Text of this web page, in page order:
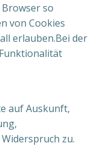
so
von Cookies
erlauben.Bei der
auf Auskunft,
zu.